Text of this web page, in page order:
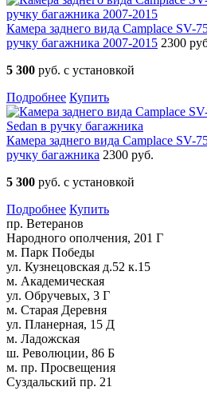
Камера заднего вида Camplace SV-
ручку багажника 2007-2015 2300
5 300 руб. с установкой
Подробнее Купить
Камера заднего вида Camplace SV-
ручку багажника 2300 руб.
5 300 руб. с установкой
Подробнее Купить
пр. Ветеранов
Народного ополчения, 201 Г
м. Парк Победы
ул. Кузнецовская д.52 к.15
м. Академическая
ул. Обручевых, 3 Г
м. Старая Деревня
ул. Планерная, 15 Д
м. Ладожская
ш. Революции, 86 Б
м. пр. Просвещения
Суздальский пр. 21